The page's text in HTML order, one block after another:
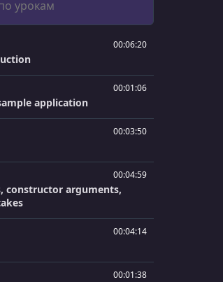
00:06:20
00:01:06
application
00:03:50
00:04:59
constructor arguments,
00:04:14
00:01:38